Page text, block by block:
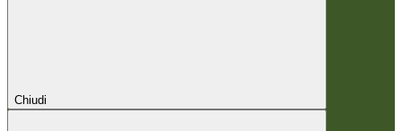
Chiudi